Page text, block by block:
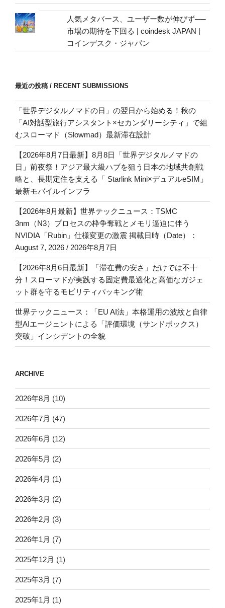
人気メタバース、ユーザー数が伸びず──
市場の期待を下回る | coindesk JAPAN |
コインデスク・ジャパン
最近の投稿 / RECENT SUBMISSIONS
「世界デジタルノマドの日」の翌日から始める！秋の
「AI対話型旅行アシスタント×セカンダリーシティ」で組
むスローマド（Slowmad）最新滞在設計
【2026年8月7日最新】8月8日「世界デジタルノマドの
日」前夜祭！アジア最大級ハブを狙う日本の地域共創戦
略と、長期定住を支える「 Starlink Mini×デュアルeSIM」
最新モバイルインフラ
【2026年8月最新】世界テックニュース：TSMC
3nm（N3）プロセスの枠争奪戦とメモリ逼迫に伴う
NVIDIA「Rubin」仕様変更の激震 掲載日時（Date）：
August 7, 2026 / 2026年8月7日
【2026年8月6日最新】「滞在費の安さ」だけでは不十
分！スローマドが実践する固定費最適化と高価なガジェ
ット群を守るモビリティパッキング術
世界テックニュース：「EU AI法」本格運用の波紋と自律
型AIエージェントによる「評価環境（サンドボックス）
突破」インシデントの全貌
ARCHIVE
2026年8月 (10)
2026年7月 (47)
2026年6月 (12)
2026年5月 (2)
2026年4月 (1)
2026年3月 (2)
2026年2月 (3)
2026年1月 (7)
2025年12月 (1)
2025年3月 (7)
2025年1月 (1)